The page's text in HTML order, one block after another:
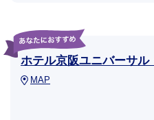
ホテル京阪ユニバーサル
MAP